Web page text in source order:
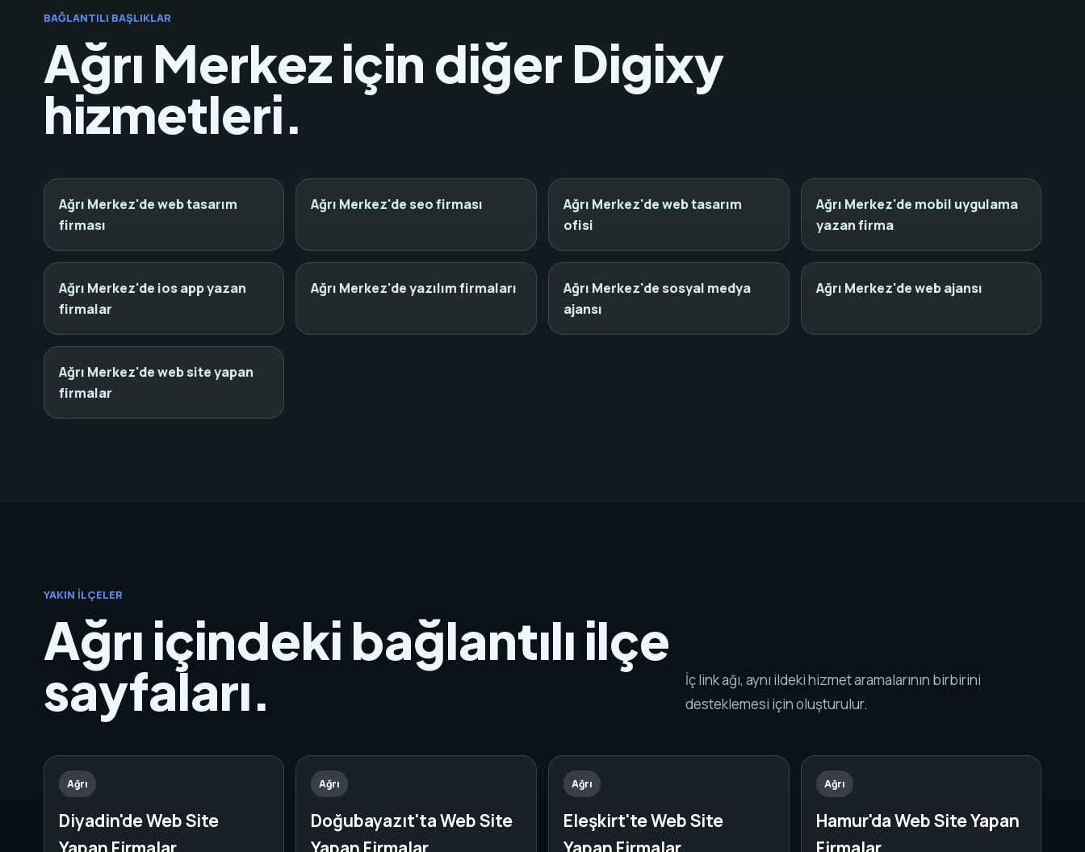
BAĞLANTILI BAŞLIKLAR
Ağrı Merkez için diğer Digixy
hizmetleri.
Ağrı Merkez'de web tasarım
firması
Ağrı Merkez'de seo firması
Ağrı Merkez'de web tasarım
ofisi
Ağrı Merkez'de mobil uygulama
yazan firma
Ağrı Merkez'de ios app yazan
firmalar
Ağrı Merkez'de yazılım firmaları
Ağrı Merkez'de sosyal medya
ajansı
Ağrı Merkez'de web ajansı
Ağrı Merkez'de web site yapan
firmalar
YAKIN İLÇELER
Ağrı içindeki bağlantılı ilçe
sayfaları.
İç link ağı, aynı ildeki hizmet aramalarının birbirini
desteklemesi için oluşturulur.
Ağrı
Diyadin'de Web Site
Ağrı
Doğubayazıt'ta Web Site
Ağrı
Eleşkirt'te Web Site
Ağrı
Hamur'da Web Site Yapan